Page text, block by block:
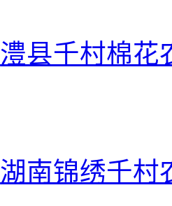
澧县千村棉花
湖南锦绣千村